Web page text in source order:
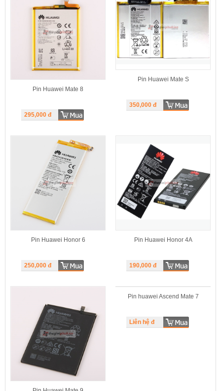
Pin Huawei Mate 8
295,000đ
Pin Huawei Mate S
350,000đ
Pin Huawei Honor 6
250,000đ
Pin Huawei Honor 4A
190,000đ
Pin huawei Ascend Mate 7
Liên hệ đ